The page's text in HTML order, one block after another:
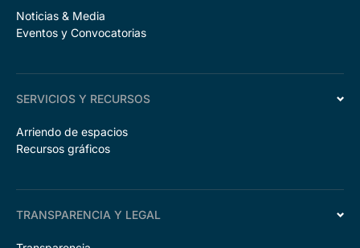
Noticias & Media
Eventos y Convocatorias
SERVICIOS Y RECURSOS
Arriendo de espacios
Recursos gráficos
TRANSPARENCIA Y LEGAL